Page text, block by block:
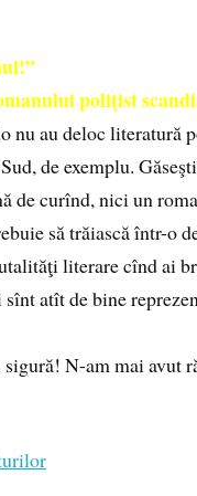
poliţist
nu au deloc literatură
de exemplu.
de curînd, nici un
să trăiască într-o
literare cînd ai
atît de bine
N-am mai avut